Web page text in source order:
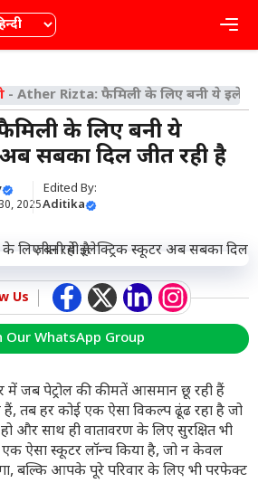
- Ather Rizta: फैमिली के लिए बनी ये
के लिए बनी ये
सबका दिल जीत रही है
2025
Edited By:
Aditika
Us
Our WhatsApp Group
जब पेट्रोल की कीमतें आसमान छू रही हैं
तब हर कोई एक ऐसा विकल्प ढूंढ रहा है जो
और साथ ही वातावरण के लिए सुरक्षित भी
ऐसा स्कूटर लॉन्च किया है, जो न केवल
बल्कि आपके पूरे परिवार के लिए भी परफेक्ट